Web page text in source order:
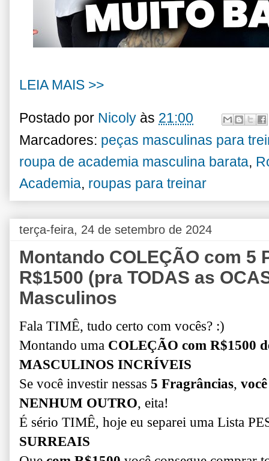
LEIA MAIS >>
Postado por Nicoly às 21:00
Marcadores: peças masculinas para
roupa de academia masculina barata,
Academia, roupas para treinar
terça-feira, 24 de setembro de 2024
Montando COLEÇÃO com 5
R$1500 (pra TODAS as
Masculinos
Fala TIMÊ, tudo certo com vocês? :)
Montando uma COLEÇÃO com R$1500
MASCULINOS INCRÍVEIS
Se você investir nessas 5 Fragrâncias,
NENHUM OUTRO, eita!
É sério TIMÊ, hoje eu separei uma Lista
SURREAIS